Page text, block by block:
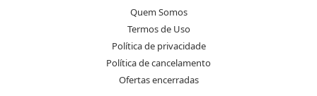
Quem Somos
Termos de Uso
Política de privacidade
Política de cancelamento
Ofertas encerradas